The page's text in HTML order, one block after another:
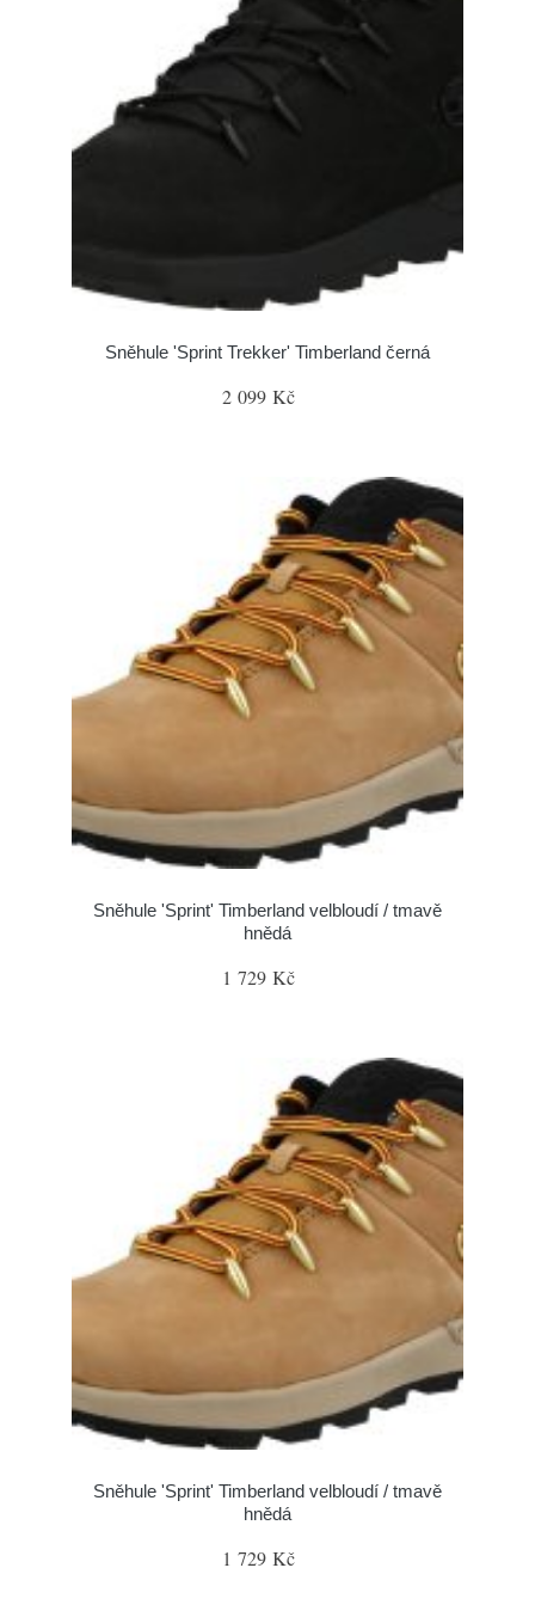
Sněhule 'Sprint Trekker' Timberland černá
2 099 Kč
Sněhule 'Sprint' Timberland velbloudí / tmavě
hnědá
1 729 Kč
Sněhule 'Sprint' Timberland velbloudí / tmavě
hnědá
1 729 Kč